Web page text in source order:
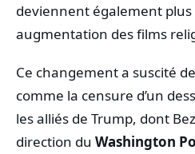
deviennent également
augmentation des films
Ce changement a suscité
comme la censure d’un
les alliés de Trump, dont
direction du Washington